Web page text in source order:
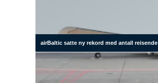
airBaltic satte ny rekord med antall reisende